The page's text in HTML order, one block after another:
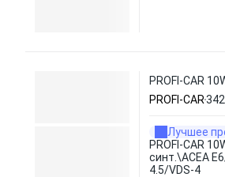
PROFI-CAR
PROFI-CAR
Лучшее
PROFI-CAR
синт.\ACEA
4.5/VDS-4